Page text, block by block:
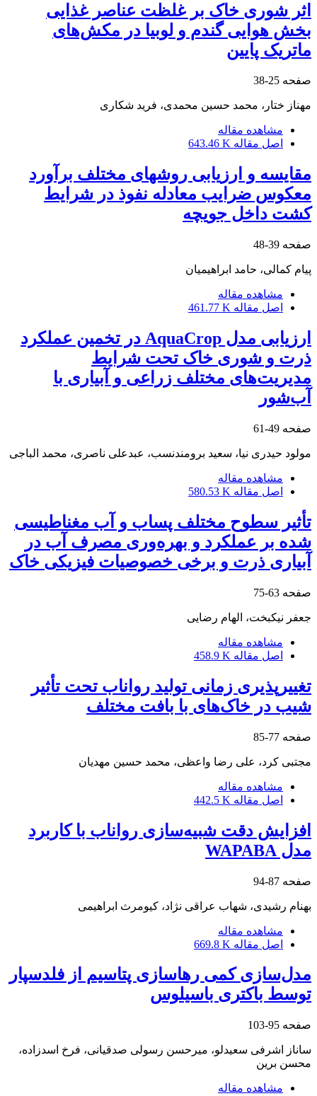
اثر شوری خاک بر غلظت عناصر غذایی
بخش هوایی گندم و لوبیا در مکش‌های
ماتریک پایین
صفحه 25-38
مهناز ختار، محمد حسین محمدی، فرید شکاری
مشاهده مقاله
اصل مقاله 643.46 K
مقایسه و ارزیابی روش‏های مختلف برآورد
معکوس ضرایب معادله نفوذ در شرایط
کشت داخل جویچه
صفحه 39-48
پیام کمالی، حامد ابراهیمیان
مشاهده مقاله
اصل مقاله 461.77 K
ارزیابی مدل AquaCrop در تخمین عملکرد
ذرت و شوری خاک تحت شرایط
مدیریت‌های مختلف زراعی و آبیاری با
آب‌شور
صفحه 49-61
مولود حیدری نیا، سعید برومندنسب، عبدعلی ناصری، محمد الباجی
مشاهده مقاله
اصل مقاله 580.53 K
تأثیر سطوح مختلف پساب و آب مغناطیسی
شده بر عملکرد و بهره‌وری مصرف آب در
آبیاری ذرت و برخی خصوصیات فیزیکی خاک
صفحه 63-75
جعفر نیکبخت، الهام رضایی
مشاهده مقاله
اصل مقاله 458.9 K
تغییرپذیری زمانی تولید رواناب تحت تأثیر
شیب در خاک‌های با بافت مختلف
صفحه 77-85
مجتبی کرد، علی رضا واعظی، محمد حسین مهدیان
مشاهده مقاله
اصل مقاله 442.5 K
افزایش دقت شبیه‌سازی رواناب با کاربرد
مدل WAPABA
صفحه 87-94
بهنام رشیدی، شهاب عراقی نژاد، کیومرث ابراهیمی
مشاهده مقاله
اصل مقاله 669.8 K
مدل‌سازی کمی رهاسازی پتاسیم از فلدسپار
توسط باکتری باسیلوس
صفحه 95-103
ساناز اشرفی سعیدلو، میرحسن رسولی صدقیانی، فرخ اسدزاده،
محسن برین
مشاهده مقاله